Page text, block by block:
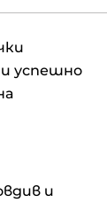
успешно
и